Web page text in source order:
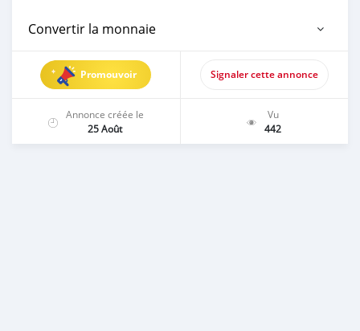
Convertir la monnaie
Promouvoir Signaler cette annonce
Annonce créée le
25 Août
Vu
442